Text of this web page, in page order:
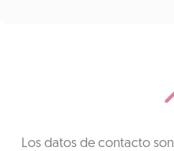
Los datos de contacto